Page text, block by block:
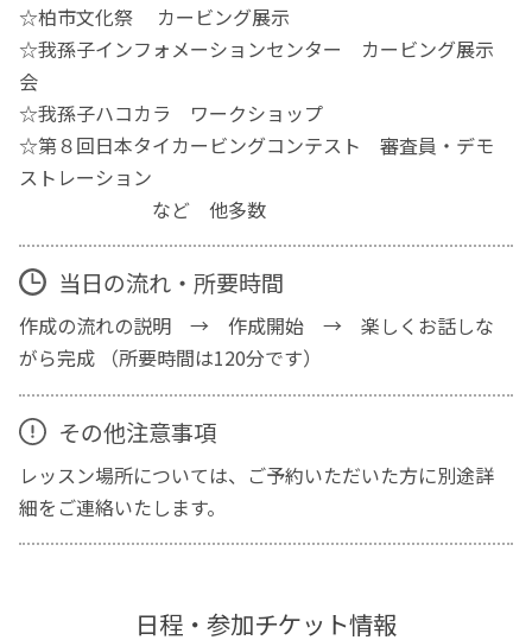
☆柏市文化祭 カービング展示
☆我孫子インフォメーションセンター カービング展示
会
☆我孫子ハコカラ ワークショップ
☆第８回日本タイカービングコンテスト 審査員・デモ
ストレーション
など 他多数
当日の流れ・所要時間
作成の流れの説明 → 作成開始 → 楽しくお話しな
がら完成 （所要時間は120分です）
その他注意事項
レッスン場所については、ご予約いただいた方に別途詳
細をご連絡いたします。
日程・参加チケット情報